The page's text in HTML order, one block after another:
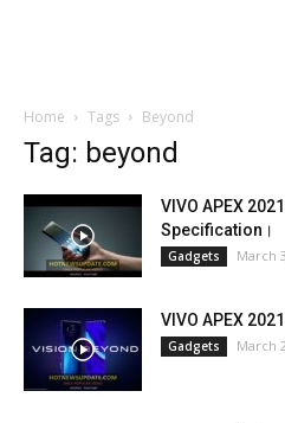
Home Tags Beyond
Tag: beyond
VIVO APEX
Specification।
Gadgets March
VIVO APEX
Gadgets March